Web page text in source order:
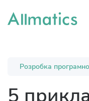
Розробка
5